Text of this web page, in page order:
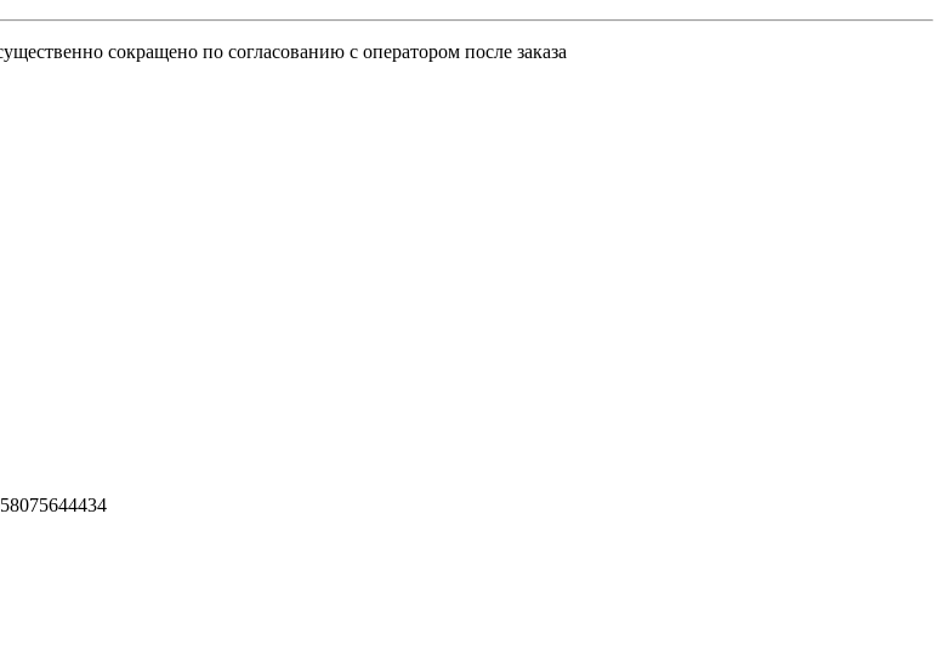
сокращено по согласованию с оператором после заказа